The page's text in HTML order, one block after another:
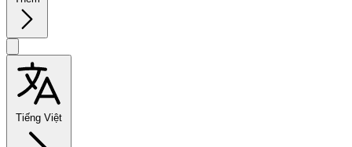
Tiếng Việt